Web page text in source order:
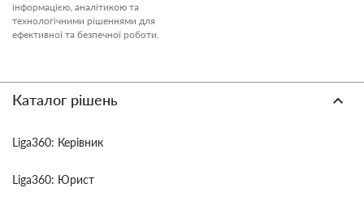
інформацією, аналітикою та
технологічними рішеннями для
ефективної та безпечної роботи.
Каталог рішень
Liga360: Керівник
Liga360: Юрист